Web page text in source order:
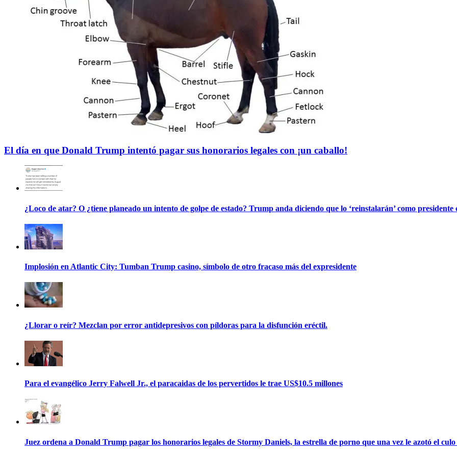
El día en que Donald Trump intentó pagar sus honorarios legales con ¡un caballo!
¿Loco de atar? O ¿tiene planeado un intento de golpe de estado? Trump anda diciendo que lo ‘reinstalarán’ como presidente
Implosión en Atlantic City: Tumban Trump casino, símbolo de otro fracaso más del expresidente
¿Llorar o reír? Mezclan por error antidepresivos con píldoras para la disfunción eréctil.
Para el evangélico Jerry Falwell Jr., el paracaidas de los pervertidos le trae US$10.5 millones
Juez ordena a Donald Trump pagar los honorarios legales de Stormy Daniels, la estrella de porno que una vez le azotó el